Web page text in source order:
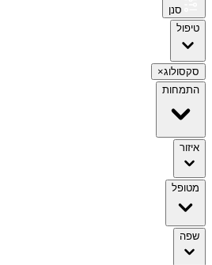
סנן
טיפול
סקסולוג×
התמחות
איזור
מטופל
שפה